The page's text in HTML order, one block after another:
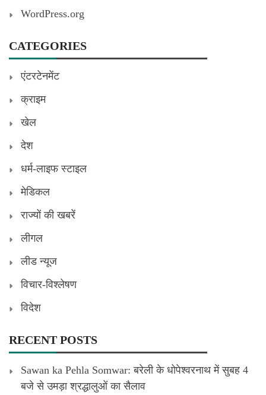
WordPress.org
CATEGORIES
एंटरटेनमेंट
क्राइम
खेल
देश
धर्म-लाइफ स्टाइल
मेडिकल
राज्यों की खबरें
लीगल
लीड न्यूज
विचार-विश्लेषण
विदेश
RECENT POSTS
Sawan ka Pehla Somwar: बरेली के धोपेश्वरनाथ में सुबह 4
बजे से उमड़ा श्रद्धालुओं का सैलाव